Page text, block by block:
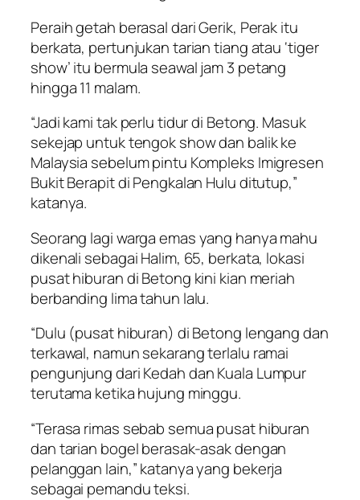
Peraih getah berasal dari Gerik, Perak itu
berkata, pertunjukan tarian tiang atau ‘tiger
show’ itu bermula seawal jam 3 petang
hingga 11 malam.
“Jadi kami tak perlu tidur di Betong. Masuk
sekejap untuk tengok show dan balik ke
Malaysia sebelum pintu Kompleks Imigresen
Bukit Berapit di Pengkalan Hulu ditutup,”
katanya.
Seorang lagi warga emas yang hanya mahu
dikenali sebagai Halim, 65, berkata, lokasi
pusat hiburan di Betong kini kian meriah
berbanding lima tahun lalu.
“Dulu (pusat hiburan) di Betong lengang dan
terkawal, namun sekarang terlalu ramai
pengunjung dari Kedah dan Kuala Lumpur
terutama ketika hujung minggu.
“Terasa rimas sebab semua pusat hiburan
dan tarian bogel berasak-asak dengan
pelanggan lain,” katanya yang bekerja
sebagai pemandu teksi.